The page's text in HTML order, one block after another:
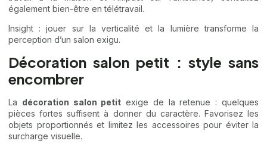
également bien-être en télétravail.
Insight : jouer sur la verticalité et la lumière transforme la
perception d’un salon exigu.
Décoration salon petit : style sans
encombrer
La décoration salon petit exige de la retenue : quelques
pièces fortes suffisent à donner du caractère. Favorisez les
objets proportionnés et limitez les accessoires pour éviter la
surcharge visuelle.